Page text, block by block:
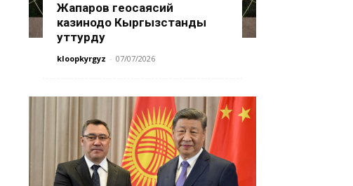
Жапаров геосаясий
казинодо Кыргызстанды
уттурду
kloopkyrgyz - 07/07/2026